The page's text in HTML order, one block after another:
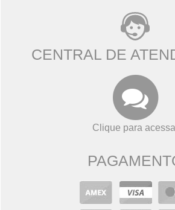
CENTRAL DE
Clique para